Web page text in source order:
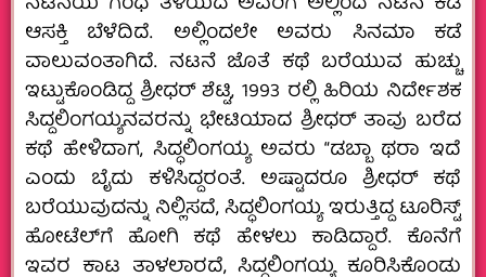
ಆಸಕ್ತಿ ಬೆಳೆದಿದೆ. ಅಲ್ಲಿಂದಲೇ ಅವರು ಸಿನಮಾ ಕಡೆ
ವಾಲುವಂತಾಗಿದೆ. ನಟನೆ ಜೊತೆ ಕಥೆ ಬರೆಯುವ ಹುಚ್ಚು
ಇಟ್ಟುಕೊಂಡಿದ್ದ ಶ್ರೀಧರ್‌ ಶೆಟ್ಟಿ, 1993 ರಲ್ಲಿ ಹಿರಿಯ ನಿರ್ದೇಶಕ
ಸಿದ್ದಲಿಂಗಯ್ಯನವರನ್ನು ಭೇಟಿಯಾದ ಶ್ರೀಧರ್‌ ತಾವು ಬರೆದ
ಕಥೆ ಹೇಳಿದಾಗ, ಸಿದ್ಧಲಿಂಗಯ್ಯ ಅವರು “ಡಬ್ಬಾ ಥರಾ ಇದೆ
ಎಂದು ಬೈದು ಕಳಿಸಿದ್ದರಂತೆ. ಅಷ್ಟಾದರೂ ಶ್ರೀಧರ್‌ ಕಥೆ
ಬರೆಯುವುದನ್ನು ನಿಲ್ಲಿಸದೆ, ಸಿದ್ಧಲಿಂಗಯ್ಯ ಇರುತ್ತಿದ್ದ ಟೂರಿಸ್ಟ್‌
ಹೋಟೆಲ್‌ಗೆ ಹೋಗಿ ಕಥೆ ಹೇಳಲು ಕಾಡಿದ್ದಾರೆ. ಕೊನೆಗೆ
ಇವರ ಕಾಟ ತಾಳಲಾರದೆ, ಸಿದ್ಧಲಿಂಗಯ್ಯ ಕೂರಿಸಿಕೊಂಡು